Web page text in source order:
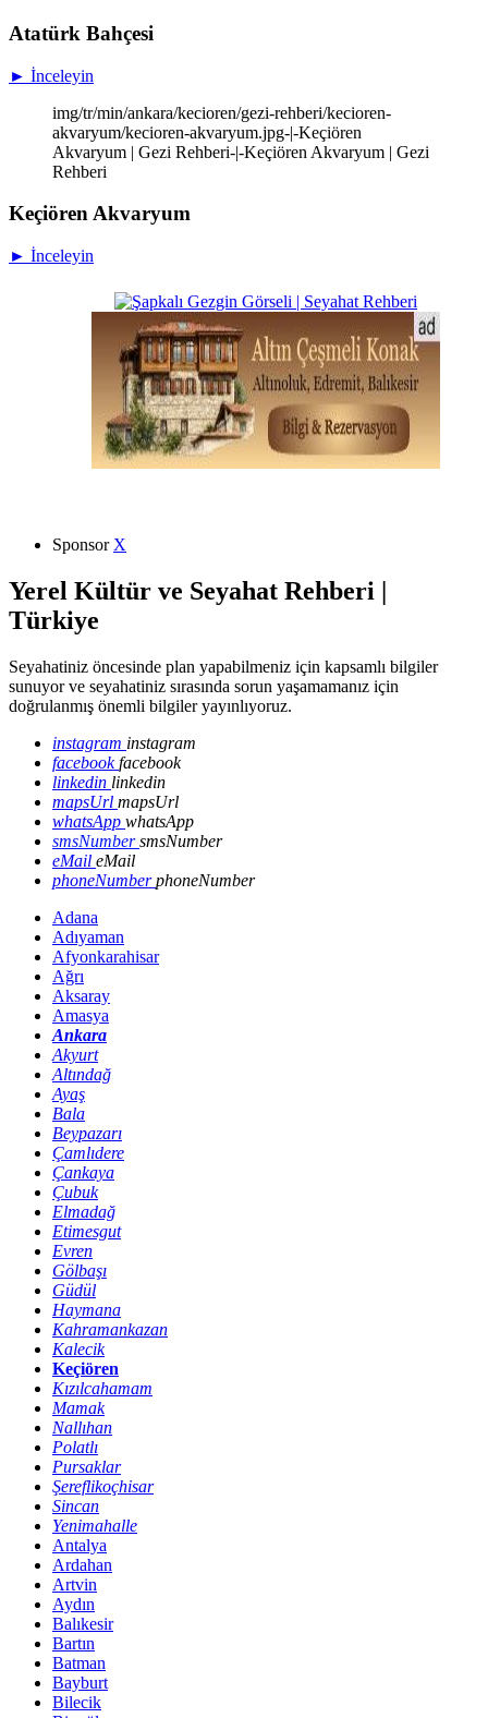
Atatürk Bahçesi
► İnceleyin
img/tr/min/ankara/kecioren/gezi-rehberi/kecioren-
akvaryum/kecioren-akvaryum.jpg-|-Keçiören
Akvaryum | Gezi Rehberi-|-Keçiören Akvaryum | Gezi
Rehberi
Keçiören Akvaryum
► İnceleyin
Sponsor X
Yerel Kültür ve Seyahat Rehberi |
Türkiye
Seyahatiniz öncesinde plan yapabilmeniz için kapsamlı bilgiler
sunuyor ve seyahatiniz sırasında sorun yaşamamanız için
doğrulanmış önemli bilgiler yayınlıyoruz.
instagram instagram
facebookfacebook
linkedin linkedin
mapsUrl mapsUrl
whatsApp whatsApp
smsNumbersmsNumber
eMail eMail
phoneNumberphoneNumber
Adana
Adıyaman
Afyonkarahisar
Ağrı
Aksaray
Amasya
Ankara
Akyurt
Altındağ
Ayaş
Bala
Beypazarı
Çamlıdere
Çankaya
Çubuk
Elmadağ
Etimesgut
Evren
Gölbaşı
Güdül
Haymana
Kahramankazan
Kalecik
Keçiören
Kızılcahamam
Mamak
Nallıhan
Polatlı
Pursaklar
Şereflikoçhisar
Sincan
Yenimahalle
Antalya
Ardahan
Artvin
Aydın
Balıkesir
Bartın
Batman
Bayburt
Bilecik